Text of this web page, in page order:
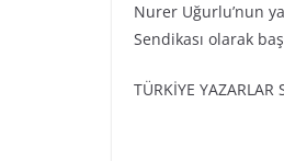
Nurer Uğurlu’nun
Sendikası olarak
TÜRKİYE